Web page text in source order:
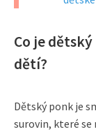
Co je
dětí?
Dětský ponk je
surovin, které